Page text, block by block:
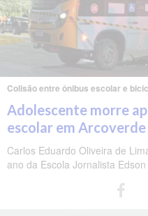
Colisão entre ônibus escolar e
Adolescente morre
escolar em Arcoverde
Carlos Eduardo Oliveira de
ano da Escola Jornalista Edson